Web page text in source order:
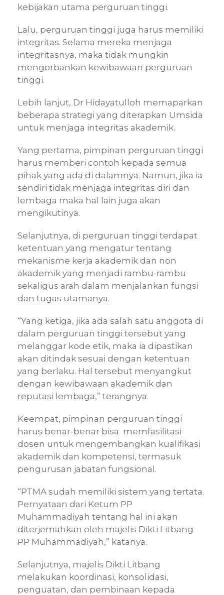
kebijakan utama perguruan tinggi.
Lalu, perguruan tinggi juga harus memiliki
integritas. Selama mereka menjaga
integritasnya, maka tidak mungkin
mengorbankan kewibawaan perguruan
tinggi.
Lebih lanjut, Dr Hidayatulloh memaparkan
beberapa strategi yang diterapkan Umsida
untuk menjaga integritas akademik.
Yang pertama, pimpinan perguruan tinggi
harus memberi contoh kepada semua
pihak yang ada di dalamnya. Namun, jika ia
sendiri tidak menjaga integritas diri dan
lembaga maka hal lain juga akan
mengikutinya.
Selanjutnya, di perguruan tinggi terdapat
ketentuan yang mengatur tentang
mekanisme kerja akademik dan non
akademik yang menjadi rambu-rambu
sekaligus arah dalam menjalankan fungsi
dan tugas utamanya.
“Yang ketiga, jika ada salah satu anggota di
dalam perguruan tinggi tersebut yang
melanggar kode etik, maka ia dipastikan
akan ditindak sesuai dengan ketentuan
yang berlaku. Hal tersebut menyangkut
dengan kewibawaan akademik dan
reputasi lembaga,” terangnya.
Keempat, pimpinan perguruan tinggi
harus benar-benar bisa memfasilitasi
dosen untuk mengembangkan kualifikasi
akademik dan kompetensi, termasuk
pengurusan jabatan fungsional.
“PTMA sudah memiliki sistem yang tertata.
Pernyataan dari Ketum PP
Muhammadiyah tentang hal ini akan
diterjemahkan oleh majelis Dikti Litbang
PP Muhammadiyah,” katanya.
Selanjutnya, majelis Dikti Litbang
melakukan koordinasi, konsolidasi,
penguatan, dan pembinaan kepada